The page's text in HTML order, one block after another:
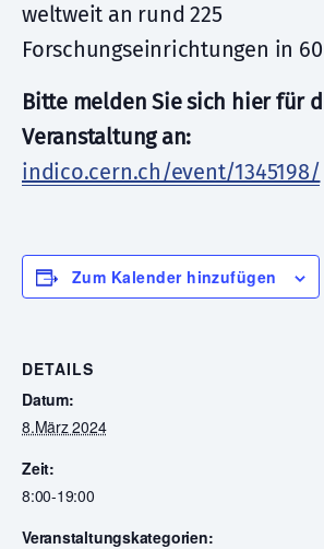
weltweit an rund 225
Forschungseinrichtungen in
Bitte melden Sie sich hier für
Veranstaltung an:
indico.cern.ch/event/1345198/
Zum Kalender hinzufügen
DETAILS
Datum:
8.März 2024
Zeit:
8:00-19:00
Veranstaltungskategorien: